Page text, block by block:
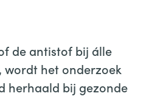
de antistof bij álle
wordt het onderzoek
herhaald bij gezonde